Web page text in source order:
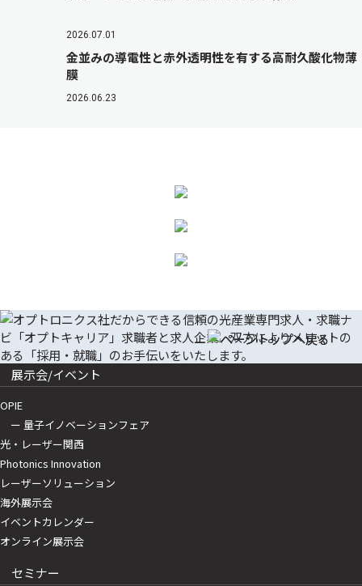
2026.07.01
金並みの導電性と赤外透明性を有する高耐久酸化物薄
膜
2026.06.23
展示会/イベント
OPIE
ー 量子イノベーションフェア
光・レーザー関西
Photonics Innovation
レーザーソリューション
海外展示会
イベントカレンダー
オンライン展示会
セミナー